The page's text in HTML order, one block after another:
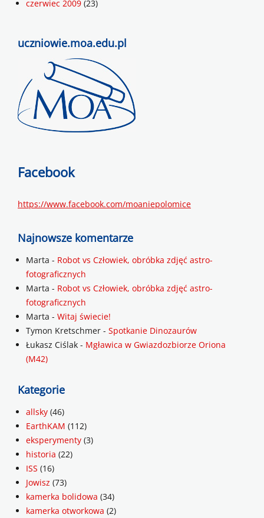
czerwiec 2009 (23)
uczniowie.moa.edu.pl
Facebook
https://www.facebook.com/moaniepolomice
Najnowsze komentarze
Marta - Robot vs Człowiek, obróbka zdjęć astro-
fotograficznych
Marta - Robot vs Człowiek, obróbka zdjęć astro-
fotograficznych
Marta - Witaj świecie!
Tymon Kretschmer - Spotkanie Dinozaurów
Łukasz Ciślak - Mgławica w Gwiazdozbiorze Oriona
(M42)
Kategorie
allsky (46)
EarthKAM (112)
eksperymenty (3)
historia (22)
ISS (16)
Jowisz (73)
kamerka bolidowa (34)
kamerka otworkowa (2)